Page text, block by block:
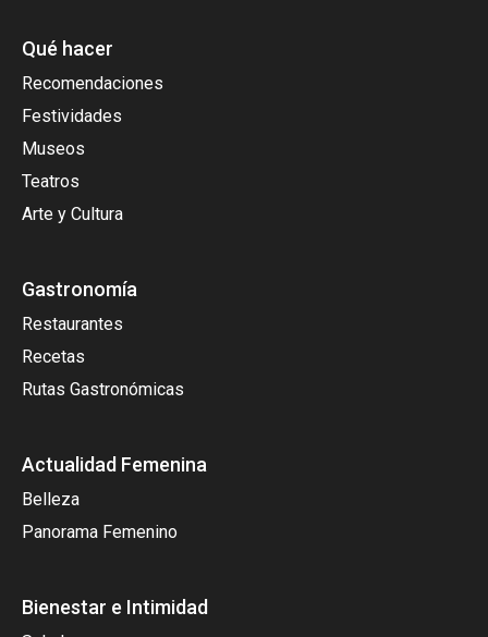
Qué hacer
Recomendaciones
Festividades
Museos
Teatros
Arte y Cultura
Gastronomía
Restaurantes
Recetas
Rutas Gastronómicas
Actualidad Femenina
Belleza
Panorama Femenino
Bienestar e Intimidad